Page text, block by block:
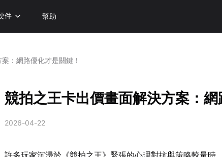
件 幫助
：網路優化才是關鍵！
競拍之王卡出價畫面解決方案：網
2026-04-22
許多玩家沉浸於《競拍之王》緊張的心理對抗與策略較量時